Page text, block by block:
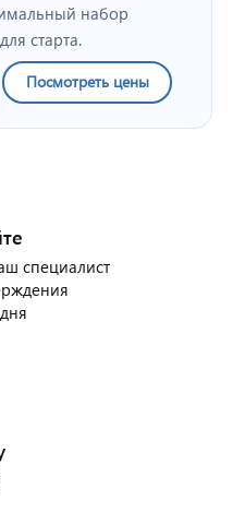
набор
старта.
Посмотреть цены
специалист